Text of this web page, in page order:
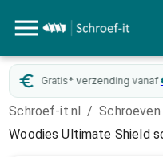
vanaf €75
Schroef-it.nl / Schroeven
Woodies Ultimate Shield